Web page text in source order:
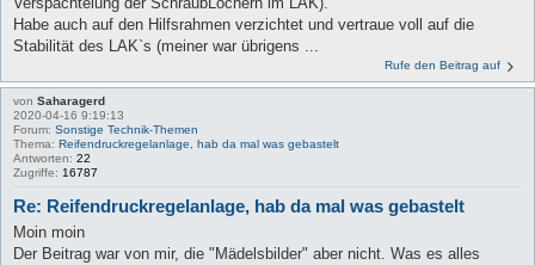
Habe auch auf den Hilfsrahmen verzichtet und vertraue voll auf die
Stabilität des LAK`s (meiner war übrigens ...
Rufe den Beitrag auf
von Saharagerd
2020-04-16 9:19:13
Forum: Sonstige Technik-Themen
Thema: Reifendruckregelanlage, hab da mal was gebastelt
Antworten: 22
Zugriffe: 16787
Re: Reifendruckregelanlage, hab da mal was gebastelt
Moin moin
Der Beitrag war von mir, die "Mädelsbilder" aber nicht. Was es alles